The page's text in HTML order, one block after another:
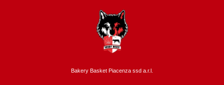
Bakery Basket Piacenza ssd a.r.l.